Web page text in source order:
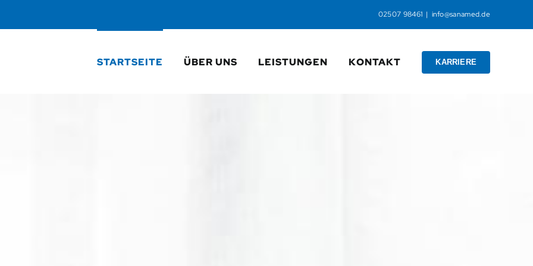
02507 98461 | info@sanamed.de
STARTSEITE ÜBER UNS LEISTUNGEN KONTAKT KARRIERE